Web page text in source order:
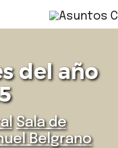
del año
Sala de
Belgrano